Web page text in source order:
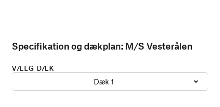
Specifikation og dækplan: M/S Vesterålen
VÆLG DÆK
Dæk 1